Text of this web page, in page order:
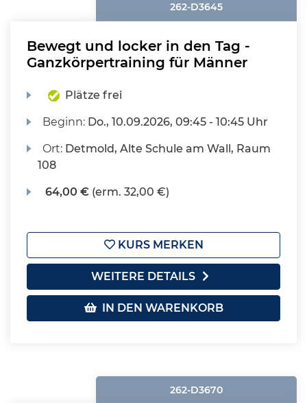
262-D3645
Bewegt und locker in den Tag -
Ganzkörpertraining für Männer
Plätze frei
Beginn: Do., 10.09.2026, 09:45 - 10:45 Uhr
Ort: Detmold, Alte Schule am Wall, Raum
108
64,00 € (erm. 32,00 €)
KURS MERKEN
WEITERE DETAILS
IN DEN WARENKORB
262-D3670